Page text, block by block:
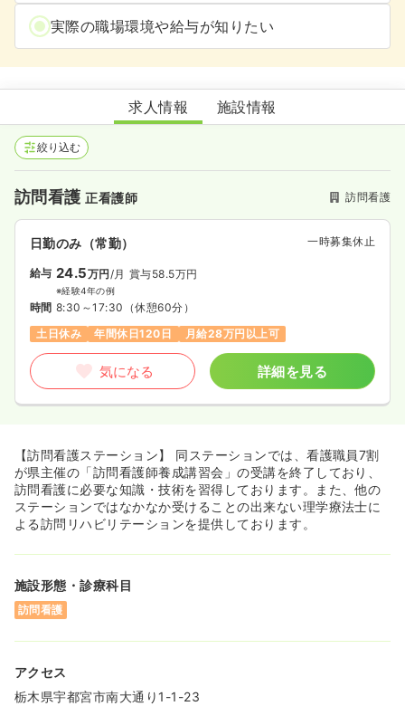
実際の職場環境や給与が知りたい
宮の橋訪問看護ステーション
求人情報 施設情報
絞り込む
訪問看護正看護師 訪問看護
日勤のみ（常勤） 一時募集休止
給与 24.5万円/月 賞与58.5万円
※経験4年の例
時間 8:30～17:30 （休憩60分）
土日休み
年間休日120日 月給28万円以上可
気になる 詳細を見る
【訪問看護ステーション】 同ステーションでは、看護職員7割
が県主催の「訪問看護師養成講習会」の受講を終了しており、
訪問看護に必要な知識・技術を習得しております。また、他の
ステーションではなかなか受けることの出来ない理学療法士に
よる訪問リハビリテーションを提供しております。
施設形態・診療科目
訪問看護
アクセス
栃木県宇都宮市南大通り1-1-23